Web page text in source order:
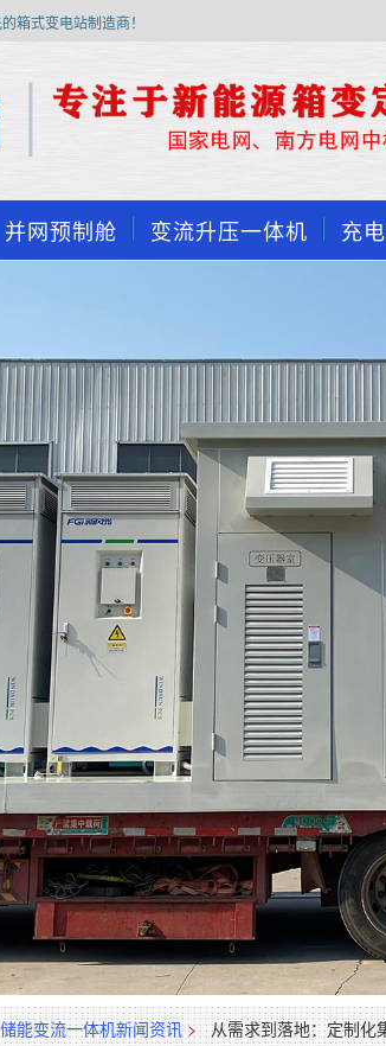
箱式变电站制造商！
并网预制舱 变流升压一体机 充
储能变流一体机新闻资讯 > 从需求到落地：定制化